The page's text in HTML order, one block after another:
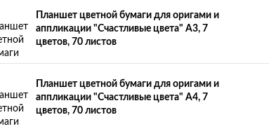
Планшет цветной бумаги для оригами и
аппликации "Счастливые цвета" А3, 7
цветов, 70 листов
Планшет цветной бумаги для оригами и
аппликации "Счастливые цвета" А4, 7
цветов, 70 листов